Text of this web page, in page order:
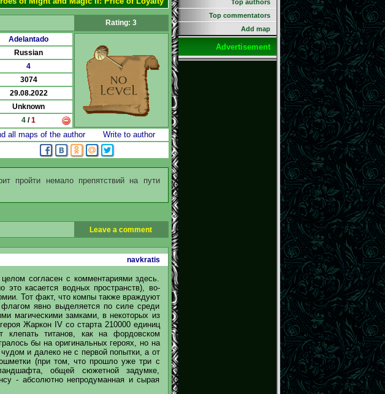
Rating: 3
Adelantado
Russian
4
3074
29.08.2022
Unknown
4 /1
all maps of the author Write to author
пройти немало препятствий на пути
Leave a comment
navkratis
согласен с комментариями здесь.
это касается водных пространств), во-
Тот факт, что компы также враждуют
явно выделяется по силе среди
магическими замками, в некоторых из
Жаркон IV со старта 210000 единиц
титанов, как на фордовском
бы на оригинальных героях, но на
и далеко не с первой попытки, а от
(при том, что прошло уже три с
общей сюжетной задумке,
- абсолютно непродуманная и сырая
Top authors
Top commentators
Add map
Advertisement